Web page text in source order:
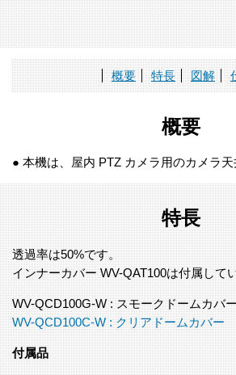
概要 特長 図解
概要
● 本機は、屋内 PTZ カメラ用のカメラ天
特長
透過率は50%です。
インナーカバー WV-QAT100は付属して
WV-QCD100G-W : スモークドームカバ
WV-QCD100C-W : クリアドームカバー
付属品